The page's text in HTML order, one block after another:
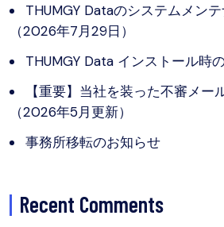
THUMGY Dataのシステムメン
（2026年7月29日）
THUMGY Data インストール時
【重要】当社を装った不審メー
（2026年5月更新）
事務所移転のお知らせ
Recent Comments